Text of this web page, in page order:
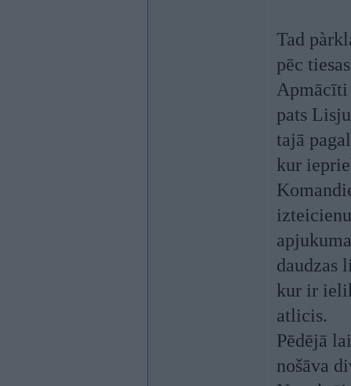
Tad
pēc
Apmācīti
pats
tajā
kur
daudzas
kur ir
atlicis.
Pēdējā
nošāva